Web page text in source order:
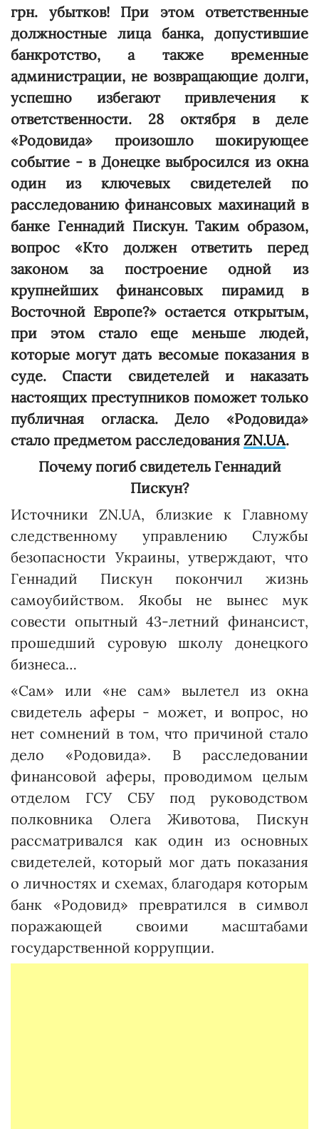
грн. убытков! При этом ответственные
должностные лица банка, допустившие
банкротство, а также временные
администрации, не возвращающие долги,
успешно избегают привлечения к
ответственности. 28 октября в деле
«Родовида» произошло шокирующее
событие - в Донецке выбросился из окна
один из ключевых свидетелей по
расследованию финансовых махинаций в
банке Геннадий Пискун. Таким образом,
вопрос «Кто должен ответить перед
законом за построение одной из
крупнейших финансовых пирамид в
Восточной Европе?» остается открытым,
при этом стало еще меньше людей,
которые могут дать весомые показания в
суде. Спасти свидетелей и наказать
настоящих преступников поможет только
публичная огласка. Дело «Родовида»
стало предметом расследования ZN.UA.
Почему погиб свидетель Геннадий
Пискун?
Источники ZN.UA, близкие к Главному
следственному управлению Службы
безопасности Украины, утверждают, что
Геннадий Пискун покончил жизнь
самоубийством. Якобы не вынес мук
совести опытный 43-летний финансист,
прошедший суровую школу донецкого
бизнеса…
«Сам» или «не сам» вылетел из окна
свидетель аферы - может, и вопрос, но
нет сомнений в том, что причиной стало
дело «Ро­довида». В расследовании
финансовой аферы, проводимом целым
отделом ГСУ СБУ под руководством
полковника Олега Животова, Пискун
рассматривался как один из основных
свидетелей, который мог дать показания
о личностях и схемах, благодаря которым
банк «Родовид» превратился в символ
поражающей своими масштабами
государственной коррупции.